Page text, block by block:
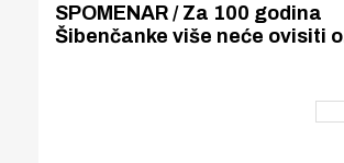
SPOMENAR / Za 100 godina
Šibenčanke više neće ovisiti o
obrazovanje od muškaraca.